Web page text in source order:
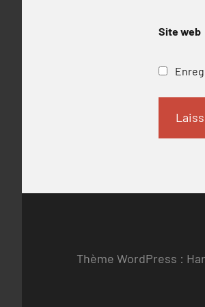
Site web
Thème WordPress :